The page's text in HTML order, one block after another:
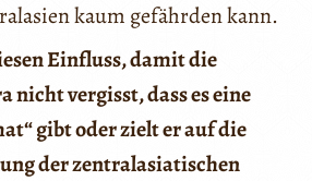
kaum gefährden kann.
Einfluss, damit die
nicht vergisst, dass es eine
gibt oder zielt er auf die
der zentralasiatischen